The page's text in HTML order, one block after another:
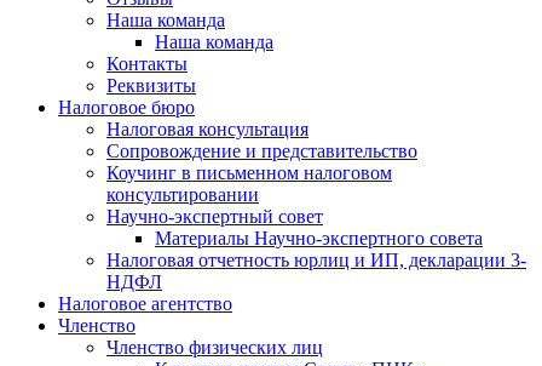
Наша команда
Наша команда
Контакты
Реквизиты
Налоговое бюро
Налоговая консультация
Cопровождение и представительство
Коучинг в письменном налоговом
консультировании
Научно-экспертный совет
Материалы Научно-экспертного совета
Налоговая отчетность юрлиц и ИП, декларации 3-
НДФЛ
Налоговое агентство
Членство
Членство физических лиц